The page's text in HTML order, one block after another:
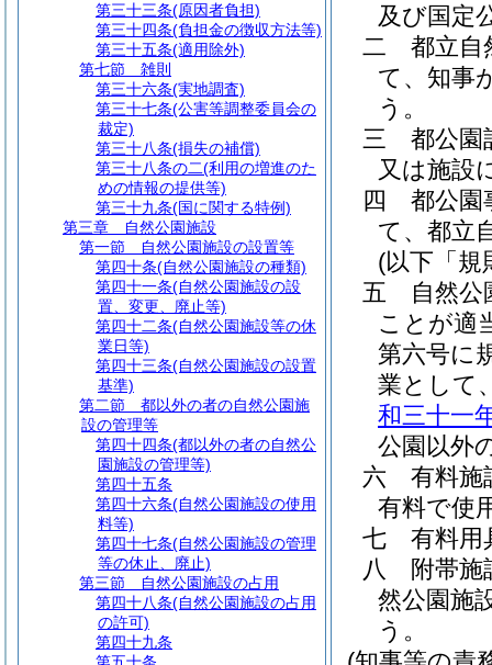
及び国定
二
都立
て、知事
う。
三
都公
又は施設
四
都公
て、都立
(以下「規
五
自然
ことが適
第六号に
業として
和三十一
公園以外
六
有料
有料で使
七
有料
八
附帯
然公園施
う。
第三十三条(原因者負担)
第三十四条(負担金の徴収方法等)
第三十五条(適用除外)
第七節
雑則
第三十六条(実地調査)
第三十七条(公害等調整委員会の
裁定)
第三十八条(損失の補償)
第三十八条の二(利用の増進のた
めの情報の提供等)
第三十九条(国に関する特例)
第三章
自然公園施設
第一節
自然公園施設の設置等
第四十条(自然公園施設の種類)
第四十一条(自然公園施設の設
置、変更、廃止等)
第四十二条(自然公園施設等の休
業日等)
第四十三条(自然公園施設の設置
基準)
第二節
都以外の者の自然公園施
設の管理等
第四十四条(都以外の者の自然公
園施設の管理等)
第四十五条
第四十六条(自然公園施設の使用
料等)
第四十七条(自然公園施設の管理
等の休止、廃止)
第三節
自然公園施設の占用
第四十八条(自然公園施設の占用
の許可)
第四十九条